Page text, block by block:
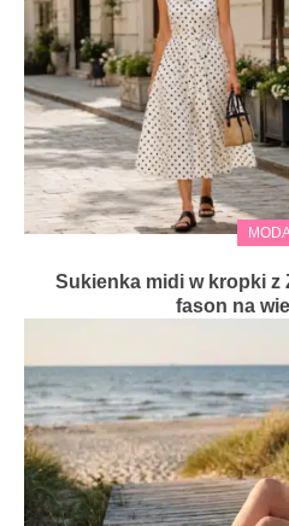
Sukienka midi w kropki z
fason na